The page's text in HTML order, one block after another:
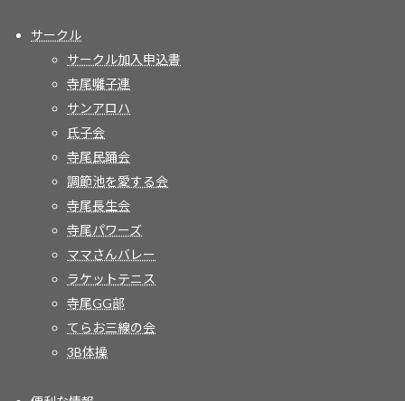
サークル
サークル加入申込書
寺尾囃子連
サンアロハ
氏子会
寺尾民踊会
調節池を愛する会
寺尾長生会
寺尾パワーズ
ママさんバレー
ラケットテニス
寺尾GG部
てらお三線の会
3B体操